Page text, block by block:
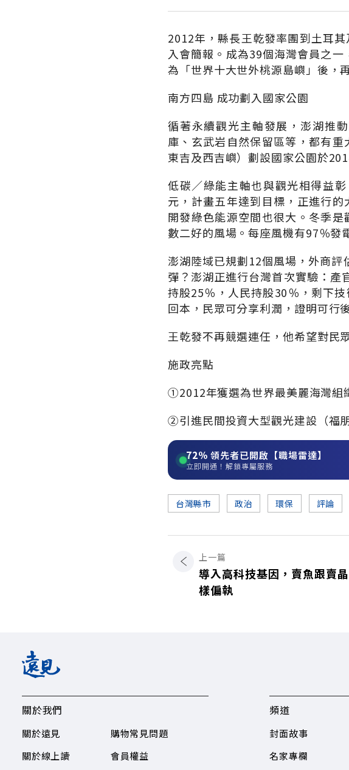
2012年，縣長王乾發率團到土耳
入會簡報。成為39個海灣會員之
為「世界十大世外桃源島嶼」後，
南方四島 成功劃入國家公園
循著永續觀光主軸發展，澎湖推
庫、玄武岩自然保留區等，都有
東吉及西吉嶼）劃設國家公園於
低碳／綠能主軸也與觀光相得益
元，計畫五年達到目標，正進行
開發綠色能源空間也很大。冬季
數二好的風場。每座風機有97％發
澎湖陸域已規劃12個風場，外商
彈？澎湖正進行台灣首次實驗：產
持股25％，人民持股30％，剩下
回本，民眾可分享利潤，證明可行
王乾發不再競選連任，他希望對民
施政亮點
①2012年獲選為世界最美麗海灣組
②引進民間投資大型觀光建設（福
72% 領先者已開啟【職場雷達】
立即開通！解鎖專屬服務
台灣縣市 政治 環保 評論
上一篇
導入高科技基因，賣魚跟賣
樣偏執
關於我們
關於遠見
關於線上讀
購物常見問題
會員權益
頻道
封面故事
名家專欄